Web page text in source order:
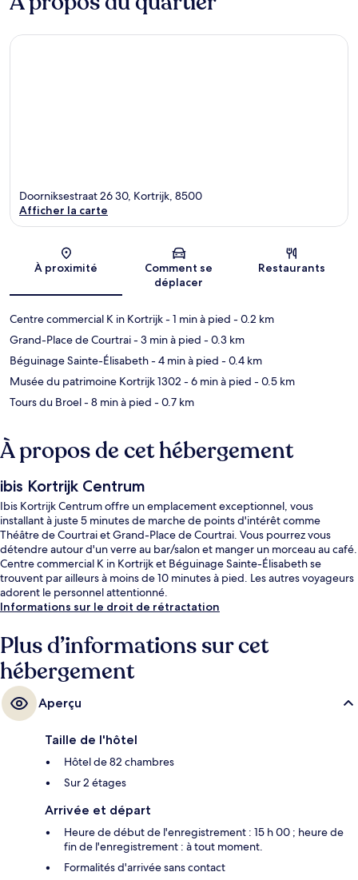
Carte
Doorniksestraat 26 30, Kortrijk, 8500
Afficher la carte
À proximité
Comment se
déplacer
Restaurants
Centre commercial K in Kortrijk- 1 min à pied - 0.2 km
Grand-Place de Courtrai- 3 min à pied - 0.3 km
Béguinage Sainte-Élisabeth- 4 min à pied - 0.4 km
Musée du patrimoine Kortrijk 1302 - 6 min à pied - 0.5 km
Tours du Broel- 8 min à pied - 0.7 km
À propos de cet hébergement
ibis Kortrijk Centrum
Ibis Kortrijk Centrum offre un emplacement exceptionnel, vous
installant à juste 5 minutes de marche de points d'intérêt comme
Théâtre de Courtrai et Grand-Place de Courtrai. Vous pourrez vous
détendre autour d'un verre au bar/salon et manger un morceau au café.
Centre commercial K in Kortrijk et Béguinage Sainte-Élisabeth se
trouvent par ailleurs à moins de 10 minutes à pied. Les autres voyageurs
adorent le personnel attentionné.
Informations sur le droit de rétractation
Plus d’informations sur cet
hébergement
Aperçu
Taille de l'hôtel
Hôtel de 82 chambres
Sur 2 étages
Arrivée et départ
Heure de début de l'enregistrement : 15 h 00 ; heure de
fin de l'enregistrement : à tout moment.
Formalités d'arrivée sans contact